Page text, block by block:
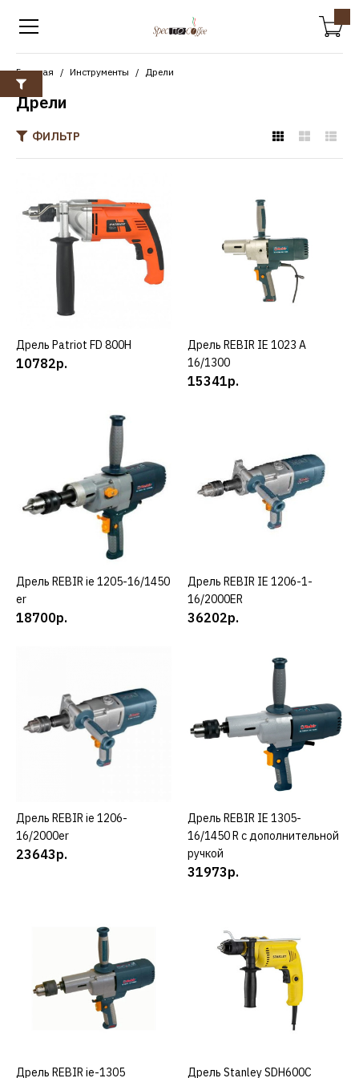
Главная Инструменты Дрели
Дрели
ФИЛЬТР
Дрель Patriot FD 800H
10782р.
КУПИТЬ
ДОБАВИТЬ В ПОЖЕЛАНИЯ
REBIR
15341р.
КУПИТЬ
REBIR
18700р.
КУПИТЬ
ДОБАВИТЬ К СРАВНЕНИЮ
REBIR
Дрель REBIR IE 1206-1-
16/2000ER
36202р.
КУПИТЬ
ДОБАВИТЬ К СРАВНЕНИЮ
ДОБАВИТЬ В ПОЖЕЛАНИЯ
REBIR
КУПИТЬ
Дрель Patriot FD 800H
10782р.
КУПИТЬ
Дрель REBIR IE 1023 А
16/1300
15341р.
КУПИТЬ
Дрель REBIR ie 1205-16/1450
er
18700р.
КУПИТЬ
Дрель REBIR IE 1206-1-
16/2000ER
36202р.
КУПИТЬ
Дрель REBIR ie 1206-
16/2000er
23643р.
КУПИТЬ
Дрель REBIR IE 1305-
16/1450 R с дополнительной
ручкой
31973р.
КУПИТЬ
Дрель REBIR ie-1305 КУПИТЬ
Дрель Stanley SDH600C